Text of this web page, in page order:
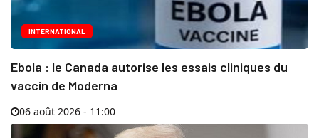
INTERNATIONAL
Ebola : le Canada autorise les essais cliniques du
vaccin de Moderna
06 août 2026 - 11:00